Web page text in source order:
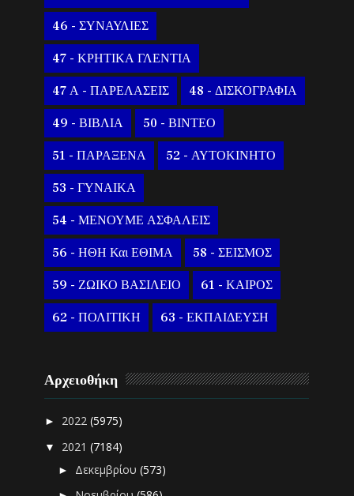
46 - ΣΥΝΑΥΛΙΕΣ
47 - ΚΡΗΤΙΚΑ ΓΛΕΝΤΙΑ
47 Α - ΠΑΡΕΛΑΣΕΙΣ 48 - ΔΙΣΚΟΓΡΑΦΙΑ
49 - ΒΙΒΛΙΑ 50 - ΒΙΝΤΕΟ
51 - ΠΑΡΑΞΕΝΑ 52 - ΑΥΤΟΚΙΝΗΤΟ
53 - ΓΥΝΑΙΚΑ
54 - ΜΕΝΟΥΜΕ ΑΣΦΑΛΕΙΣ
56 - ΗΘΗ Και ΕΘΙΜΑ 58 - ΣΕΙΣΜΟΣ
59 - ΖΩΙΚΟ ΒΑΣΙΛΕΙΟ 61 - ΚΑΙΡΟΣ
62 - ΠΟΛΙΤΙΚΗ 63 - ΕΚΠΑΙΔΕΥΣΗ
Αρχειοθήκη
► 2022(5975)
▼ 2021(7184)
► Δεκεμβρίου(573)